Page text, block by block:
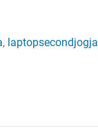
, laptopsecondjogja